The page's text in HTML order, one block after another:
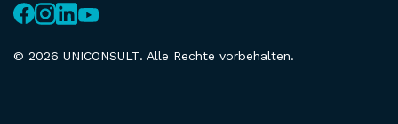
© 2026 UNICONSULT. Alle Rechte vorbehalten.